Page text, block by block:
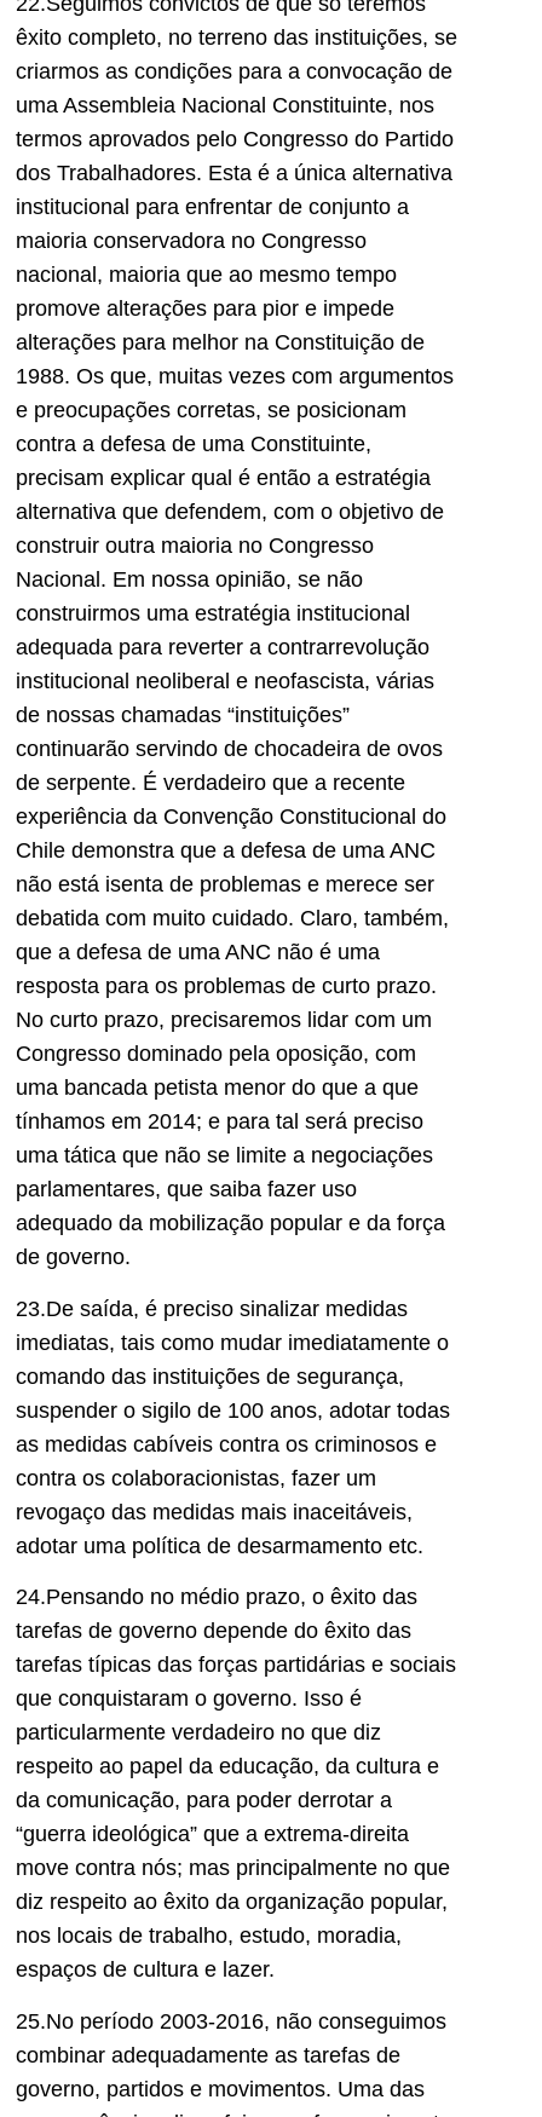
êxito completo, no terreno das instituições, se
criarmos as condições para a convocação de
uma Assembleia Nacional Constituinte, nos
termos aprovados pelo Congresso do Partido
dos Trabalhadores. Esta é a única alternativa
institucional para enfrentar de conjunto a
maioria conservadora no Congresso
nacional, maioria que ao mesmo tempo
promove alterações para pior e impede
alterações para melhor na Constituição de
1988. Os que, muitas vezes com argumentos
e preocupações corretas, se posicionam
contra a defesa de uma Constituinte,
precisam explicar qual é então a estratégia
alternativa que defendem, com o objetivo de
construir outra maioria no Congresso
Nacional. Em nossa opinião, se não
construirmos uma estratégia institucional
adequada para reverter a contrarrevolução
institucional neoliberal e neofascista, várias
de nossas chamadas “instituições”
continuarão servindo de chocadeira de ovos
de serpente. É verdadeiro que a recente
experiência da Convenção Constitucional do
Chile demonstra que a defesa de uma ANC
não está isenta de problemas e merece ser
debatida com muito cuidado. Claro, também,
que a defesa de uma ANC não é uma
resposta para os problemas de curto prazo.
No curto prazo, precisaremos lidar com um
Congresso dominado pela oposição, com
uma bancada petista menor do que a que
tínhamos em 2014; e para tal será preciso
uma tática que não se limite a negociações
parlamentares, que saiba fazer uso
adequado da mobilização popular e da força
de governo.
23.De saída, é preciso sinalizar medidas
imediatas, tais como mudar imediatamente o
comando das instituições de segurança,
suspender o sigilo de 100 anos, adotar todas
as medidas cabíveis contra os criminosos e
contra os colaboracionistas, fazer um
revogaço das medidas mais inaceitáveis,
adotar uma política de desarmamento etc.
24.Pensando no médio prazo, o êxito das
tarefas de governo depende do êxito das
tarefas típicas das forças partidárias e sociais
que conquistaram o governo. Isso é
particularmente verdadeiro no que diz
respeito ao papel da educação, da cultura e
da comunicação, para poder derrotar a
“guerra ideológica” que a extrema-direita
move contra nós; mas principalmente no que
diz respeito ao êxito da organização popular,
nos locais de trabalho, estudo, moradia,
espaços de cultura e lazer.
25.No período 2003-2016, não conseguimos
combinar adequadamente as tarefas de
governo, partidos e movimentos. Uma das